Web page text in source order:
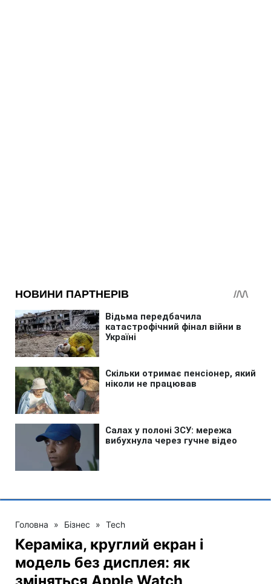
Головна » Бізнес » Tech
Кераміка, круглий екран і
модель без дисплея: як